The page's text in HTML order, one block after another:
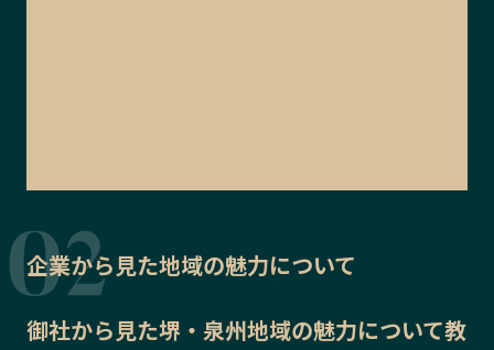
企業から見た地域の魅力について
御社から見た堺・泉州地域の魅力について教